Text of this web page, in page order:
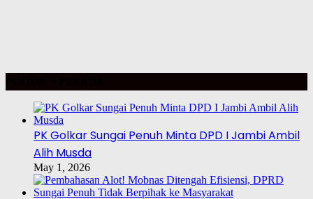
PK Golkar Sungai Penuh Minta DPD I Jambi Ambil
Alih Musda
May 1, 2026